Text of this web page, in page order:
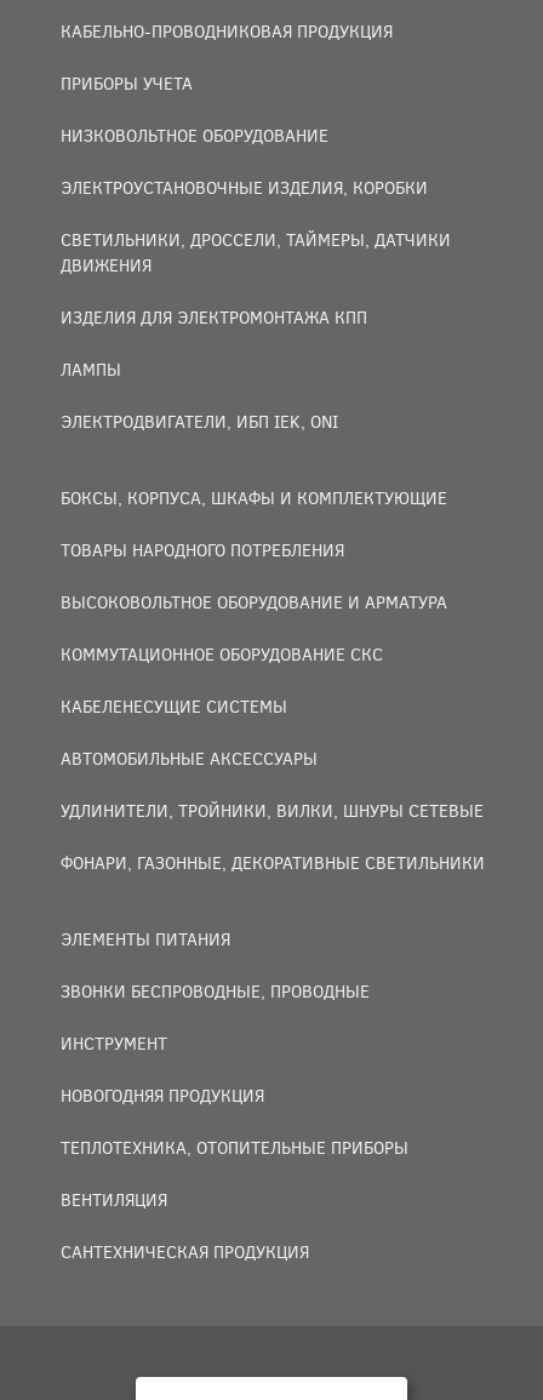
КАБЕЛЬНО-ПРОВОДНИКОВАЯ ПРОДУКЦИЯ
ПРИБОРЫ УЧЕТА
НИЗКОВОЛЬТНОЕ ОБОРУДОВАНИЕ
ЭЛЕКТРОУСТАНОВОЧНЫЕ ИЗДЕЛИЯ, КОРОБКИ
СВЕТИЛЬНИКИ, ДРОССЕЛИ, ТАЙМЕРЫ, ДАТЧИКИ
ДВИЖЕНИЯ
ИЗДЕЛИЯ ДЛЯ ЭЛЕКТРОМОНТАЖА КПП
ЛАМПЫ
ЭЛЕКТРОДВИГАТЕЛИ, ИБП IEK, ONI
БОКСЫ, КОРПУСА, ШКАФЫ И КОМПЛЕКТУЮЩИЕ
ТОВАРЫ НАРОДНОГО ПОТРЕБЛЕНИЯ
ВЫСОКОВОЛЬТНОЕ ОБОРУДОВАНИЕ И АРМАТУРА
КОММУТАЦИОННОЕ ОБОРУДОВАНИЕ СКС
КАБЕЛЕНЕСУЩИЕ СИСТЕМЫ
АВТОМОБИЛЬНЫЕ АКСЕССУАРЫ
УДЛИНИТЕЛИ, ТРОЙНИКИ, ВИЛКИ, ШНУРЫ СЕТЕВЫЕ
ФОНАРИ, ГАЗОННЫЕ, ДЕКОРАТИВНЫЕ СВЕТИЛЬНИКИ
ЭЛЕМЕНТЫ ПИТАНИЯ
ЗВОНКИ БЕСПРОВОДНЫЕ, ПРОВОДНЫЕ
ИНСТРУМЕНТ
НОВОГОДНЯЯ ПРОДУКЦИЯ
ТЕПЛОТЕХНИКА, ОТОПИТЕЛЬНЫЕ ПРИБОРЫ
ВЕНТИЛЯЦИЯ
САНТЕХНИЧЕСКАЯ ПРОДУКЦИЯ